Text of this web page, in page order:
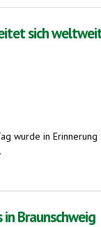
sich
wurde in
Braunschweig